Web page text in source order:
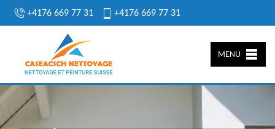
+4176 669 77 31 +4176 669 77 31
MENU